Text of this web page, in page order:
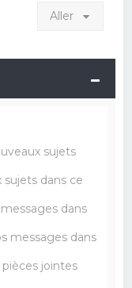
Aller
sujets
sujets dans ce
dans
messages dans
jointes